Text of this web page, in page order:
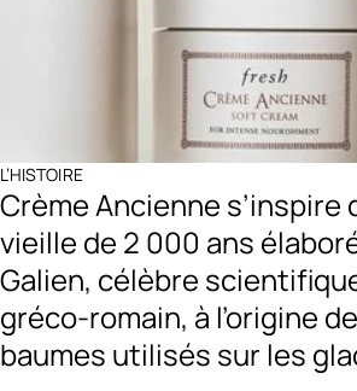
L’HISTOIRE
Crème Ancienne s’inspire
vieille de 2 000 ans
Galien, célèbre
gréco-romain, à l’origine
baumes utilisés sur les